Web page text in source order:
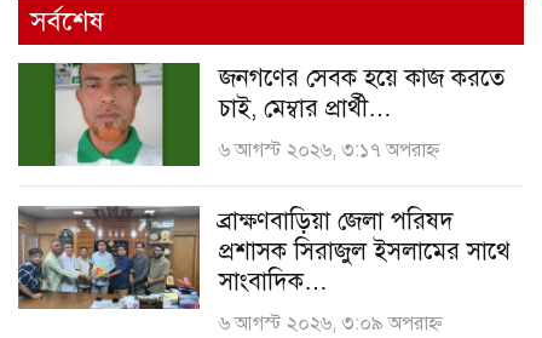
সর্বশেষ
জনগণের সেবক হয়ে কাজ করতে
চাই, মেম্বার প্রার্থী…
৬ আগস্ট ২০২৬, ৩:১৭ অপরাহ্ণ
ব্রাক্ষণবাড়িয়া জেলা পরিষদ
প্রশাসক সিরাজুল ইসলামের সাথে
সাংবাদিক…
৬ আগস্ট ২০২৬, ৩:০৯ অপরাহ্ণ